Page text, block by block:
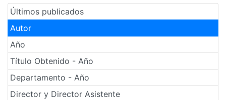
Últimos publicados
Autor
Año
Título Obtenido - Año
Departamento - Año
Director y Director Asistente